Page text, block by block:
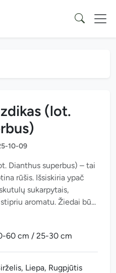
(lot.
10-09
Dianthus superbus) – tai
rūšis. Išsiskiria ypač
sukarpytais,
aromatu. Žiedai bū...
60 cm / 25-30 cm
Liepa, Rugpjūtis